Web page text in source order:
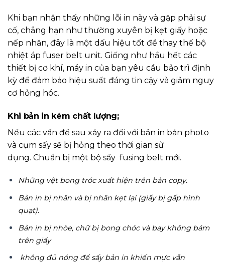
Khi bạn nhận thấy những lỗi in này và gặp phải sự
cố, chẳng hạn như thường xuyên bị kẹt giấy hoặc
nếp nhăn, đây là một dấu hiệu tốt để thay thế bộ
nhiệt áp fuser belt unit. Giống như hầu hết các
thiết bị cơ khí, máy in của bạn yêu cầu bảo trì định
kỳ để đảm bảo hiệu suất đáng tin cậy và giảm nguy
cơ hỏng hóc.
Khi bản in kém chất lượng;
Nếu các vấn đề sau xảy ra đối với bản in bản photo
và cụm sấy sẽ bị hỏng theo thời gian sử
dụng. Chuẩn bị một bộ sấy fusing belt mới.
Những vệt bong tróc xuất hiện trên bản copy.
Bản in bị nhăn và bị nhăn kẹt lại (giấy bị gấp hình
quạt).
Bản in bị nhòe, chữ bị bong chóc và bay không bám
trên giấy
không đủ nóng để sấy bản in khiến mực vẫn